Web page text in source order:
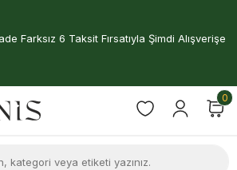
Farksız 6 Taksit Fırsatıyla Şimdi Alışverişe
0